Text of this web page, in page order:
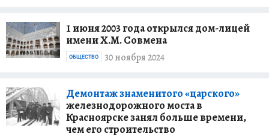
1 июня 2003 года открылся дом-лицей
имени Х.М. Совмена
30 ноября 2024
ОБЩЕСТВО
Демонтаж знаменитого «царского»
железнодорожного моста в
Красноярске занял больше времени,
чем его строительство